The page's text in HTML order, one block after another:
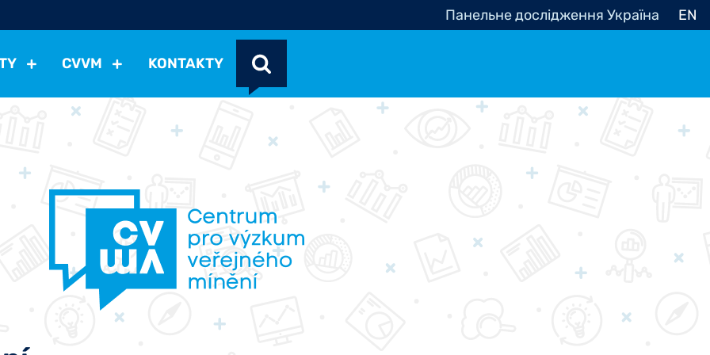
Панельне дослідження Україна EN
Mezinárodní vztahy
vývoj
Vztahy a životní postoje Ostatní - Různé
CVVM KONTAKTY